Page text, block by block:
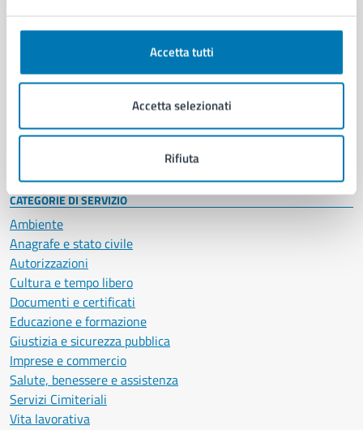
Accetta tutti
Accetta selezionati
Rifiuta
Municipalità
Politici
Personale amministrativo
Documenti e dati
Intranet, posta aziendale e protocollo
CATEGORIE DI SERVIZIO
Ambiente
Anagrafe e stato civile
Autorizzazioni
Cultura e tempo libero
Documenti e certificati
Educazione e formazione
Giustizia e sicurezza pubblica
Imprese e commercio
Salute, benessere e assistenza
Servizi Cimiteriali
Vita lavorativa